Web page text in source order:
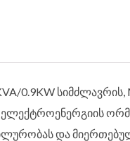
0.9KW სიმძლავრის,
ელექტროენერგიის
და